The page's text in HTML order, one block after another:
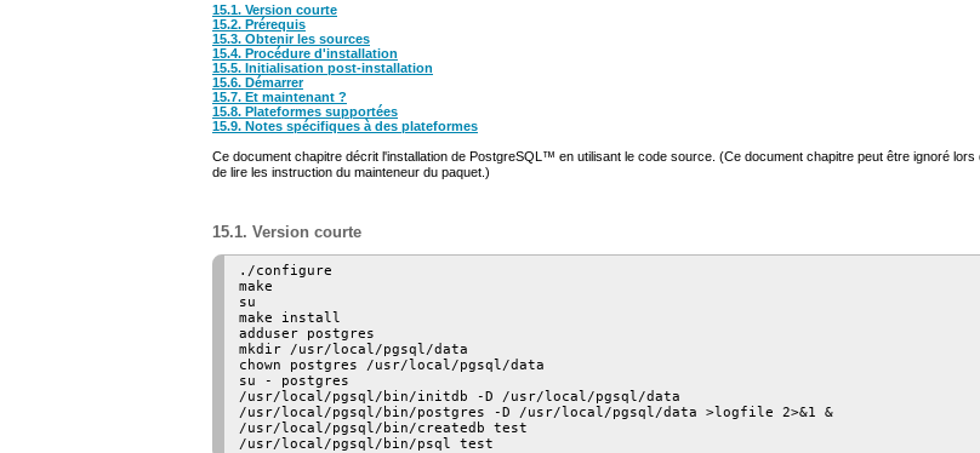
15.1. Version courte
15.2. Prérequis
15.3. Obtenir les sources
15.4. Procédure d'installation
15.5. Initialisation post-installation
15.6. Démarrer
15.7. Et maintenant ?
15.8. Plateformes supportées
15.9. Notes spécifiques à des plateformes
Ce document chapitre décrit l'installation de PostgreSQL ™ en utilisant le code source. (Ce document chapitre peut être ignoré lors
de lire les instruction du mainteneur du paquet.)
15.1. Version courte
./configure
make
su
make install
adduser postgres
mkdir /usr/local/pgsql/data
chown postgres /usr/local/pgsql/data
su - postgres
/usr/local/pgsql/bin/initdb -D /usr/local/pgsql/data
/usr/local/pgsql/bin/postgres -D /usr/local/pgsql/data >logfile 2>&1 &
/usr/local/pgsql/bin/createdb test
/usr/local/pgsql/bin/psql test